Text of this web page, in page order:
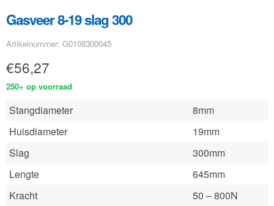
Gasveer 8-19 slag 300
Artikelnummer: G0108300045
€56,27
250+ op voorraad
Stangdiameter
8mm
Huisdiameter
19mm
Slag
300mm
Lengte
645mm
Kracht
50 – 800N